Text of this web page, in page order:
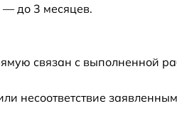
от 60 мин
— до 3 месяцев.
связан с выполненной
несоответствие